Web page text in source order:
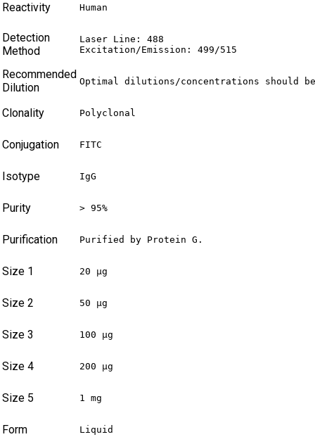
Reactivity Human
Detection
Method
Laser Line: 488
Excitation/Emission: 499/515
Recommended
Dilution
Optimal dilutions/concentrations should
Clonality Polyclonal
Conjugation FITC
Isotype IgG
Purity > 95%
Purification Purified by Protein G.
Size 1 20 µg
Size 2 50 µg
Size 3 100 µg
Size 4 200 µg
Size 5 1 mg
Form Liquid